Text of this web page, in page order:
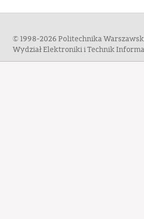
© 1998-2026 Politechnika
Wydział Elektroniki i Technik